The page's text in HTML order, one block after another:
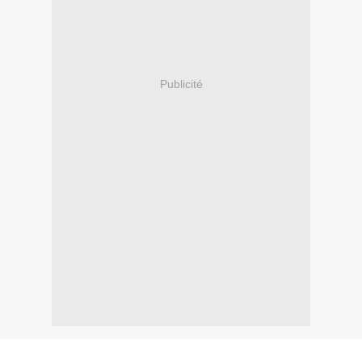
Publicité